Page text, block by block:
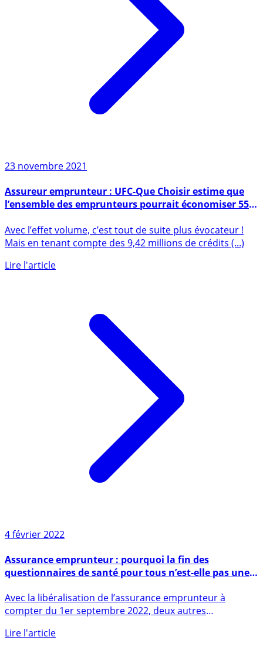
23 novembre 2021
Assureur emprunteur : UFC-Que Choisir estime que
l’ensemble des emprunteurs pourrait économiser 550
millions d’euros chaque année
Avec l’effet volume, c’est tout de suite plus évocateur !
Mais en tenant compte des 9,42 millions de crédits (...)
Lire l'article
4 février 2022
Assurance emprunteur : pourquoi la fin des
questionnaires de santé pour tous n’est-elle pas une
vraie bonne nouvelle ?
Avec la libéralisation de l’assurance emprunteur à
compter du 1er septembre 2022, deux autres
mesures (...)
Lire l'article